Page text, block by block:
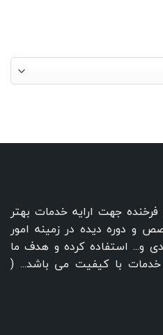
جهت ارایه خدمات بهتر
و دوره دیده در زمینه امور
و... استفاده کرده و هدف ما
با کیفیت می باشد... (